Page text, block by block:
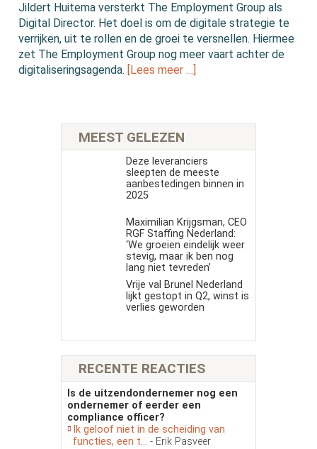
Jildert Huitema versterkt The Employment Group als
Digital Director. Het doel is om de digitale strategie te
verrijken, uit te rollen en de groei te versnellen. Hiermee
zet The Employment Group nog meer vaart achter de
digitaliseringsagenda.
[Lees meer …]
MEEST GELEZEN
Deze leveranciers
sleepten de meeste
aanbestedingen binnen in
2025
Maximilian Krijgsman, CEO
RGF Staffing Nederland:
‘We groeien eindelijk weer
stevig, maar ik ben nog
lang niet tevreden’
Vrije val Brunel Nederland
lijkt gestopt in Q2, winst is
verlies geworden
RECENTE REACTIES
Is de uitzendondernemer nog een
ondernemer of eerder een
compliance officer?
Ik geloof niet in de scheiding van
functies, een t... - Erik Pasveer